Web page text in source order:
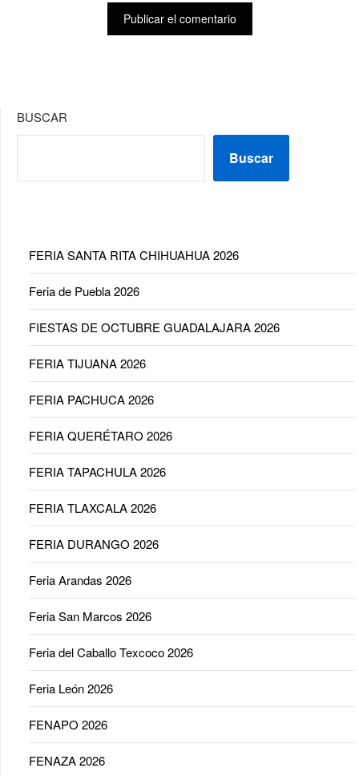
BUSCAR
Buscar
FERIA SANTA RITA CHIHUAHUA 2026
Feria de Puebla 2026
FIESTAS DE OCTUBRE GUADALAJARA 2026
FERIA TIJUANA 2026
FERIA PACHUCA 2026
FERIA QUERÉTARO 2026
FERIA TAPACHULA 2026
FERIA TLAXCALA 2026
FERIA DURANGO 2026
Feria Arandas 2026
Feria San Marcos 2026
Feria del Caballo Texcoco 2026
Feria León 2026
FENAPO 2026
FENAZA 2026